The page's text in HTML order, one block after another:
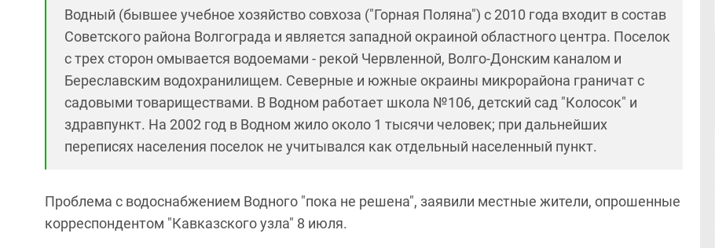
Водный (бывшее учебное хозяйство совхоза ("Горная Поляна") с 2010 года входит в состав
Советского района Волгограда и является западной окраиной областного центра. Поселок
с трех сторон омывается водоемами - рекой Червленной, Волго-Донским каналом и
Береславским водохранилищем. Северные и южные окраины микрорайона граничат с
садовыми товариществами. В Водном работает школа №106, детский сад "Колосок" и
здравпункт. На 2002 год в Водном жило около 1 тысячи человек; при дальнейших
переписях населения поселок не учитывался как отдельный населенный пункт.
Проблема с водоснабжением Водного "пока не решена", заявили местные жители, опрошенные
корреспондентом "Кавказского узла" 8 июля.